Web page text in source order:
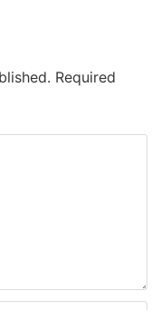
Required